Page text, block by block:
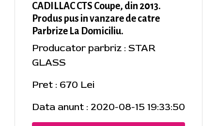
CADILLAC CTS Coupe, din 2013.
Produs pus in vanzare de catre
Parbrize La Domiciliu.
Producator parbriz : STAR
GLASS
Pret : 670 Lei
Data anunt : 2020-08-15 19:33:50